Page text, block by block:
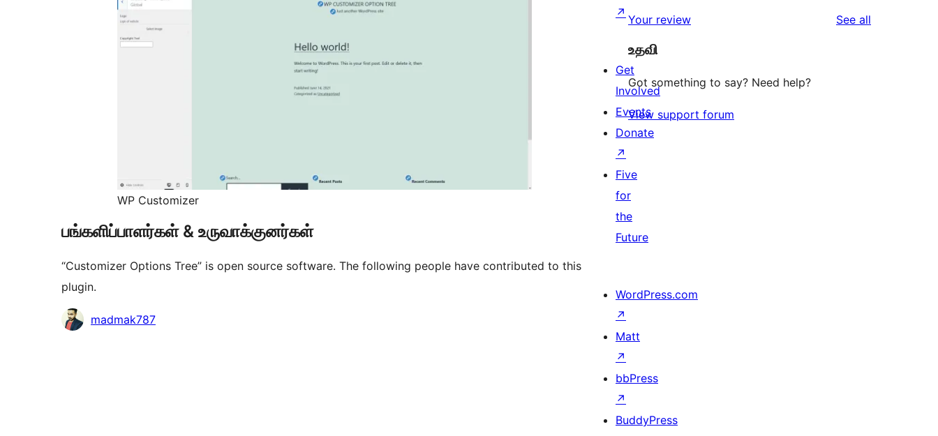
WP Customizer
பங்களிப்பாளர்கள் & உருவாக்குனர்கள்
“Customizer Options Tree” is open source software. The following people have contributed to this
plugin.
பங்களிப்பாளர்கள்
madmak787
Your review See all
உதவி
Got something to say? Need help?
View support forum
↗
Get
Involved
Events
Donate
↗
Five
for
the
Future
WordPress.com
↗
Matt
↗
bbPress
↗
BuddyPress